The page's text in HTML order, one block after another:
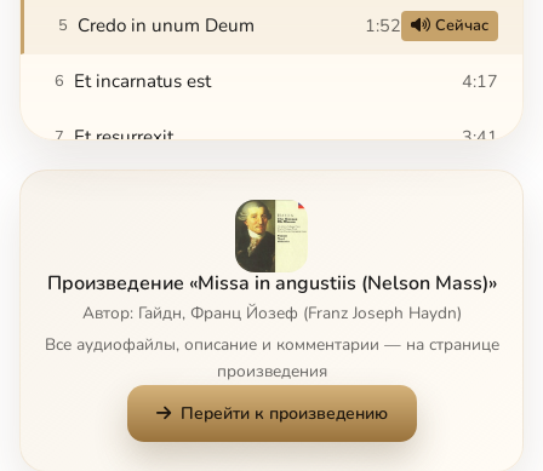
5 Credo in unum Deum 1:52 Сейчас
6 Et incarnatus est 4:17
7 Et resurrexit 3:41
Agnus Dei
Dona nobis pacem 2:47
Произведение «Missa in angustiis (Nelson Mass)»
Автор: Гайдн, Франц Йозеф (Franz Joseph Haydn)
Все аудиофайлы, описание и комментарии — на странице
произведения
Перейти к произведению